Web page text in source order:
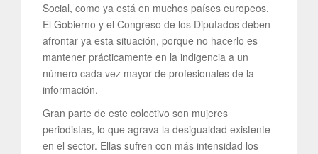
Social, como ya está en muchos países europeos.
El Gobierno y el Congreso de los Diputados deben
afrontar ya esta situación, porque no hacerlo es
mantener prácticamente en la indigencia a un
número cada vez mayor de profesionales de la
información.
Gran parte de este colectivo son mujeres
periodistas, lo que agrava la desigualdad existente
en el sector. Ellas sufren con más intensidad los